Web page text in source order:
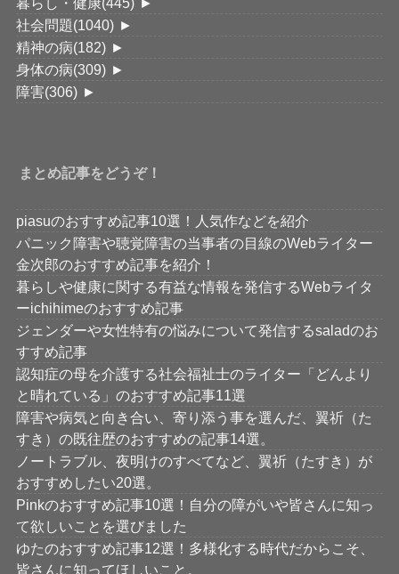
社会問題(1040) ►
精神の病(182) ►
身体の病(309) ►
障害(306) ►
まとめ記事をどうぞ！
piasuのおすすめ記事10選！人気作などを紹介
パニック障害や聴覚障害の当事者の目線のWebライター
金次郎のおすすめ記事を紹介！
暮らしや健康に関する有益な情報を発信するWebライタ
ーichihimeのおすすめ記事
ジェンダーや女性特有の悩みについて発信するsaladのお
すすめ記事
認知症の母を介護する社会福祉士のライター「どんより
と晴れている」のおすすめ記事11選
障害や病気と向き合い、寄り添う事を選んだ、翼祈（た
すき）の既往歴のおすすめの記事14選。
ノートラブル、夜明けのすべてなど、翼祈（たすき）が
おすすめしたい20選。
Pinkのおすすめ記事10選！自分の障がいや皆さんに知っ
て欲しいことを選びました
ゆたのおすすめ記事12選！多様化する時代だからこそ、
皆さんに知ってほしいこと。